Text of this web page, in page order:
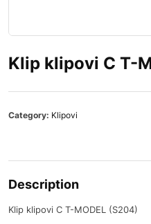
Klip klipovi C T-
Category: Klipovi
Description
Klip klipovi C T-MODEL (S204)